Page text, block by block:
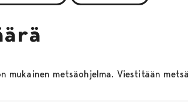
mukainen metsäohjelma. Viestitään